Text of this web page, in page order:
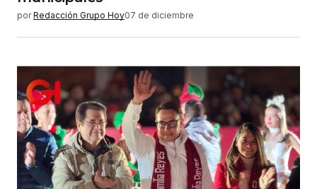
por Redacción Grupo Hoy07 de diciembre